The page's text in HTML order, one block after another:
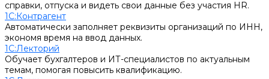
справки, отпуска и видеть свои данные без участия HR.
1С:Контрагент
Автоматически заполняет реквизиты организаций по ИНН,
экономя время на ввод данных.
1С:Лекторий
Обучает бухгалтеров и ИТ-специалистов по актуальным
темам, помогая повысить квалификацию.